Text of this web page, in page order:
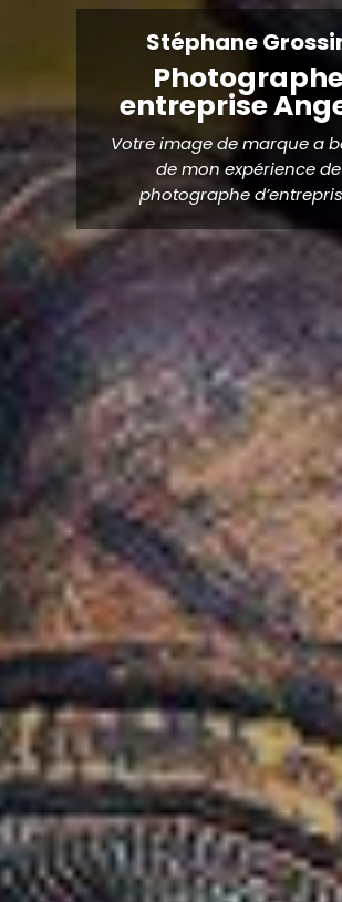
Stéphane
entreprise
Votre image de marque a
de mon expérience de
photographe